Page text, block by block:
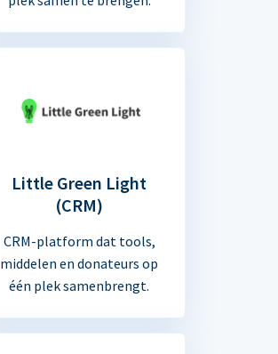
Little Green Light
(CRM)
CRM-platform dat tools,
middelen en donateurs op
één plek samenbrengt.